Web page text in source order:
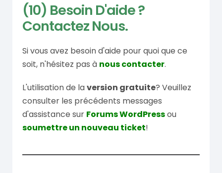
(10) Besoin D'aide ?
Contactez Nous.
Si vous avez besoin d'aide pour quoi que ce
soit, n'hésitez pas à nous contacter.
L'utilisation de laversion gratuite? Veuillez
consulter les précédents messages
d'assistance sur Forums WordPressou
soumettre un nouveau ticket!